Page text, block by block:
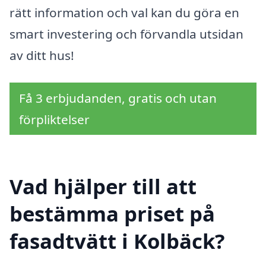
rätt information och val kan du göra en
smart investering och förvandla utsidan
av ditt hus!
Få 3 erbjudanden, gratis och utan
förpliktelser
Vad hjälper till att
bestämma priset på
fasadtvätt i Kolbäck?